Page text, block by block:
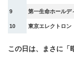
9 第一生命ホールデ
10 東京エレクトロン
この日は、まさに「